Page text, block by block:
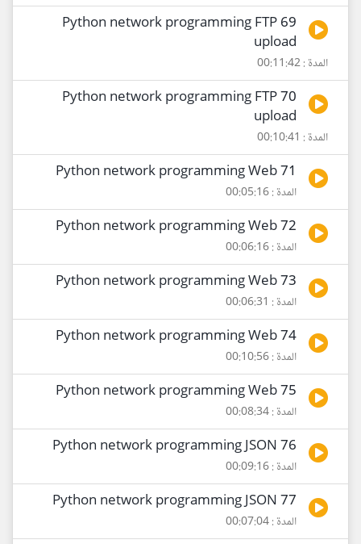
69 Python network programming FTP
upload
المدة : 00:11:42
70 Python network programming FTP
upload
المدة : 00:10:41
71 Python network programming Web
المدة : 00:05:16
72 Python network programming Web
المدة : 00:06:16
73 Python network programming Web
المدة : 00:06:31
74 Python network programming Web
المدة : 00:10:56
75 Python network programming Web
المدة : 00:08:34
76 Python network programming JSON
المدة : 00:09:16
77 Python network programming JSON
المدة : 00:07:04